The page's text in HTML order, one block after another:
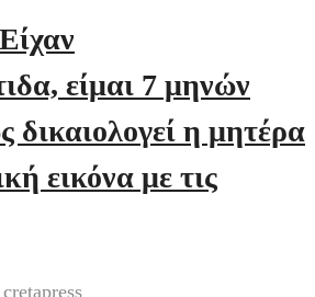
είμαι 7 μηνών
δικαιολογεί η μητέρα
εικόνα με τις
cretapress